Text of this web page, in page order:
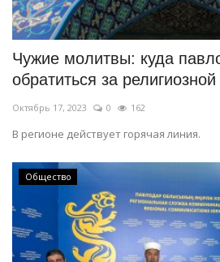
Чужие молитвы: куда
обратиться за
Октябрь 17, 2023 0 162
В регионе действует горячая линия.
Общество